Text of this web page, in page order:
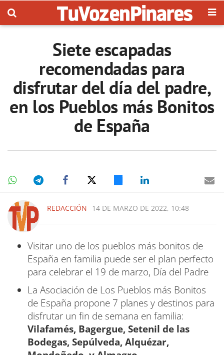
Siete escapadas
recomendadas para
disfrutar del día del padre,
en los Pueblos más Bonitos
de España
REDACCIÓN 14 DE MARZO DE 2022, 10:48
Visitar uno de los pueblos más bonitos de
España en familia puede ser el plan perfecto
para celebrar el 19 de marzo, Día del Padre
La Asociación de Los Pueblos más Bonitos
de España propone 7 planes y destinos para
disfrutar un fin de semana en familia:
Vilafamés, Bagergue, Setenil de las
Bodegas, Sepúlveda, Alquézar,